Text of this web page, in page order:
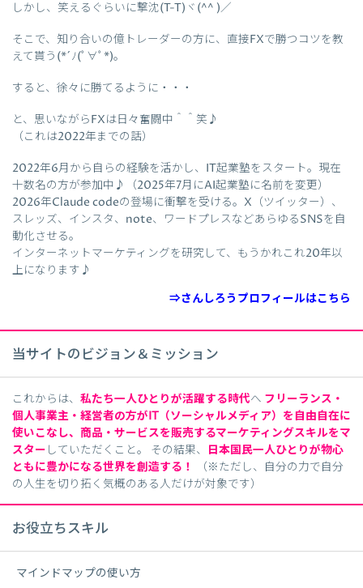
しかし、笑えるぐらいに撃沈(T-T)ヾ(^^ )／
そこで、知り合いの億トレーダーの方に、直接FXで勝つコツを教
えて貰う(*´ﾉ(ﾟ∀ﾟ*)。
すると、徐々に勝てるように・・・
と、思いながらFXは日々奮闘中＾＾笑♪
（これは2022年までの話）
2022年6月から自らの経験を活かし、IT起業塾をスタート。現在
十数名の方が参加中♪（2025年7月にAI起業塾に名前を変更）
2026年Claude codeの登場に衝撃を受ける。X（ツイッター）、
スレッズ、インスタ、note、ワードプレスなどあらゆるSNSを自
動化させる。
インターネットマーケティングを研究して、もうかれこれ20年以
上になります♪
⇒さんしろうプロフィールはこちら
当サイトのビジョン＆ミッション
これからは、 私たち一人ひとりが活躍する時代へ フリーランス・
個人事業主・経営者の方がIT（ソーシャルメディア）を自由自在に
使いこなし、商品・サービスを販売するマーケティングスキルをマ
スター していただくこと。 その結果、
日本国民一人ひとりが物心
ともに豊かになる世界を創造する！
（※ただし、自分の力で自分
の人生を切り拓く気概のある人だけが対象です）
お役立ちスキル
マインドマップの使い方